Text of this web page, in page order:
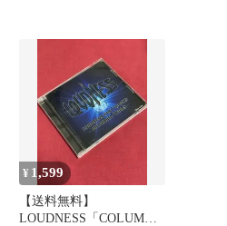
¥ 1,599
【送料無料】
LOUDNESS「COLUMBI